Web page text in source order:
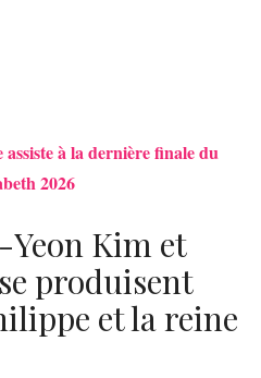
à la dernière finale du
2026
Yeon Kim et
produisent
et la reine